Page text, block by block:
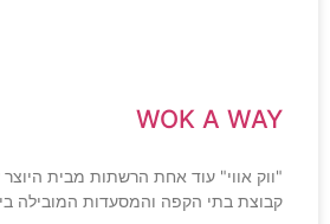
WOK A WAY
"ווק אווי" עוד אחת הרשתות מבית
קבוצת בתי הקפה והמסעדות המובילה